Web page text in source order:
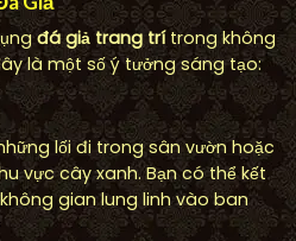
đá giả trang trítrong không
là một số ý tưởng sáng tạo:
lối đi trong sân vườn hoặc
vực cây xanh. Bạn có thể kết
gian lung linh vào ban